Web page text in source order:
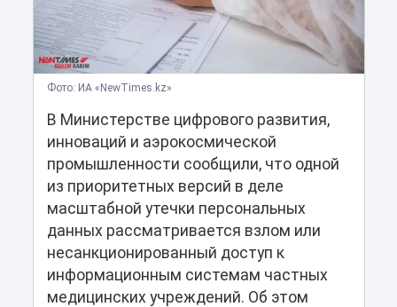
Фото: ИА «NewTimes.kz»
В Министерстве цифрового развития,
инноваций и аэрокосмической
промышленности сообщили, что одной
из приоритетных версий в деле
масштабной утечки персональных
данных рассматривается взлом или
несанкционированный доступ к
информационным системам частных
медицинских учреждений. Об этом